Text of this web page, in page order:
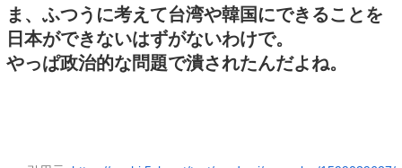
ま、ふつうに考えて台湾や韓国にできることを
日本ができないはずがないわけで。
やっぱ政治的な問題で潰されたんだよね。